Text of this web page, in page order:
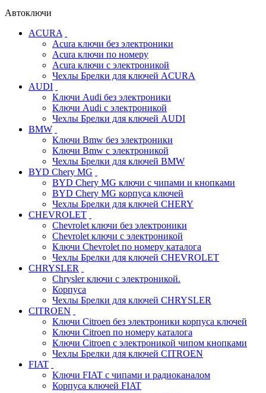
Автоключи
ACURA
Acura ключи без электроники
Acura ключи по номеру
Acura ключи с электроникой
Чехлы Брелки для ключей ACURA
AUDI
Ключи Audi без электроники
Ключи Audi с электроникой
Чехлы Брелки для ключей AUDI
BMW
Ключи Bmw без электроники
Ключи Bmw с электроникой
Чехлы Брелки для ключей BMW
BYD Chery MG
BYD Chery MG ключи c чипами и кнопками
BYD Chery MG корпуса ключей
Чехлы Брелки для ключей CHERY
CHEVROLET
Chevrolet ключи без электроники
Chevrolet ключи с электроникой
Ключи Chevrolet по номеру каталога
Чехлы Брелки для ключей CHEVROLET
CHRYSLER
Chrysler ключи с электроникой.
Корпуса
Чехлы Брелки для ключей CHRYSLER
CITROEN
Ключи Citroen без электроники корпуса ключей
Ключи Citroen по номеру каталога
Ключи Citroen с электроникой чипом кнопками
Чехлы Брелки для ключей CITROEN
FIAT
Ключи FIAT с чипами и радиоканалом
Корпуса ключей FIAT